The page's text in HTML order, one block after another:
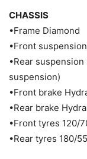
CHASSIS
•Frame Diamond
•Front
•Rear
suspension)
•Front brake
•Rear brake
•Front tyres 120/
•Rear tyres 180/